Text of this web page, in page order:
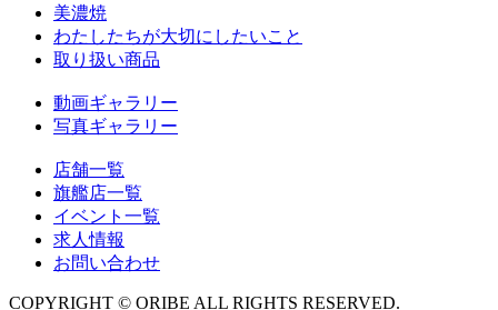
美濃焼
わたしたちが大切にしたいこと
取り扱い商品
動画ギャラリー
写真ギャラリー
店舗一覧
旗艦店一覧
イベント一覧
求人情報
お問い合わせ
COPYRIGHT © ORIBE ALL RIGHTS RESERVED.